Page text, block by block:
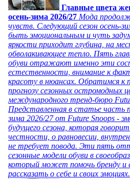
Главные цвета
осень-зима 2026/27 Мода
чувств. Следующий сезон осень-
быть эмоциональным и чуть
яркости приходит глубина, на
обволакивающее тепло. Пять
обуви отражают именно эти
естественности, внимание к
красоту в нюансах. Обратимся к
прогнозу сезонных остромодных
международного тренд-бюро
Представленная в статье часть
зима 2026/27 от Future Snoops -
будущего сезона, которая
честности, о равновесии,
не требует повода. Эти пять
сезонные модели обуви в
который может помочь бренду и
рассказать о себе и своих эмоциях.